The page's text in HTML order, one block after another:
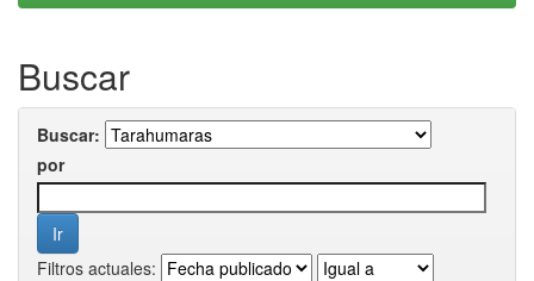
Buscar
Buscar:
por
Filtros actuales: